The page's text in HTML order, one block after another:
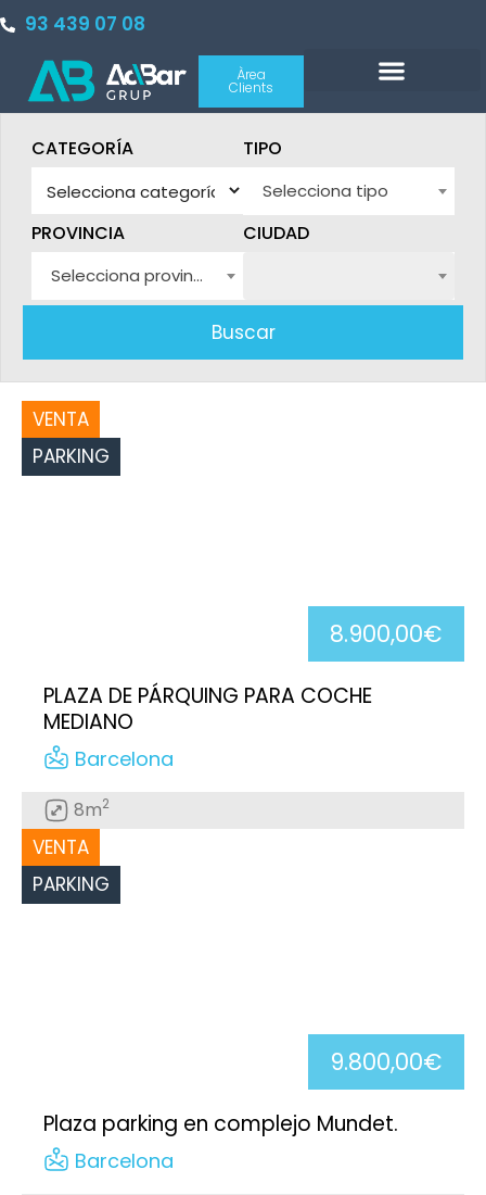
93 439 07 08
Àrea
Clients
CATEGORÍA TIPO
Selecciona tipo
PROVINCIA
Selecciona provincia
CIUDAD
Buscar
VENTA
PARKING
8.900,00€
PLAZA DE PÁRQUING PARA COCHE
MEDIANO
Barcelona
8m2
VENTA
PARKING
9.800,00€
Plaza parking en complejo Mundet.
Barcelona